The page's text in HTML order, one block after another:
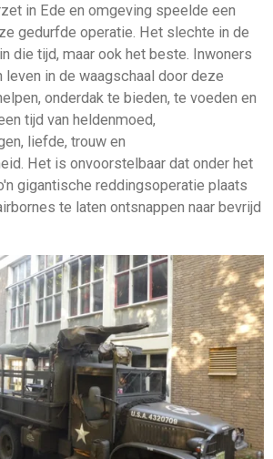
in Ede en omgeving speelde een
gedurfde operatie. Het slechte in de
die tijd, maar ook het beste. Inwoners
leven in de waagschaal door deze
onderdak te bieden, te voeden en
tijd van heldenmoed,
liefde, trouw en
Het is onvoorstelbaar dat onder het
gigantische reddingsoperatie plaats
te laten ontsnappen naar bevrijd